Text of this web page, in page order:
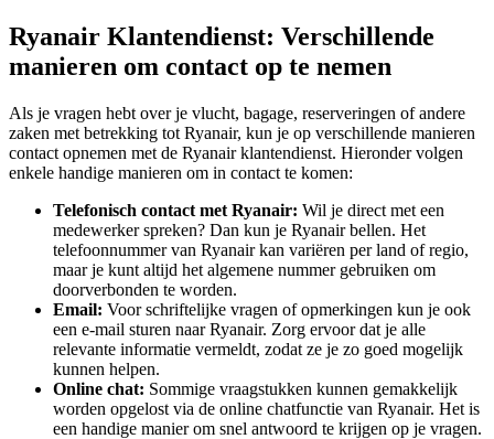
Ryanair Klantendienst: Verschillende
manieren om contact op te nemen
Als je vragen hebt over je vlucht, bagage, reserveringen of andere
zaken met betrekking tot Ryanair, kun je op verschillende manieren
contact opnemen met de Ryanair klantendienst. Hieronder volgen
enkele handige manieren om in contact te komen:
Telefonisch contact met Ryanair: Wil je direct met een
medewerker spreken? Dan kun je Ryanair bellen. Het
telefoonnummer van Ryanair kan variëren per land of regio,
maar je kunt altijd het algemene nummer gebruiken om
doorverbonden te worden.
Email: Voor schriftelijke vragen of opmerkingen kun je ook
een e-mail sturen naar Ryanair. Zorg ervoor dat je alle
relevante informatie vermeldt, zodat ze je zo goed mogelijk
kunnen helpen.
Online chat: Sommige vraagstukken kunnen gemakkelijk
worden opgelost via de online chatfunctie van Ryanair. Het is
een handige manier om snel antwoord te krijgen op je vragen.